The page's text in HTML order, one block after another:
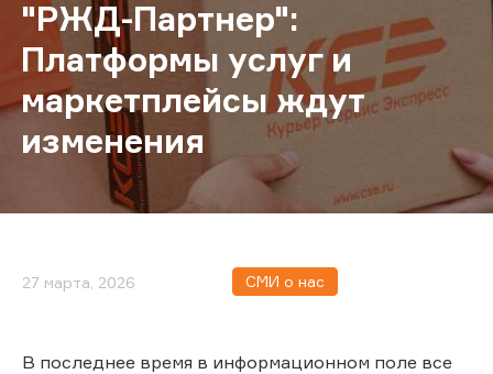
"РЖД-Партнер":
Платформы услуг и
маркетплейсы ждут
изменения
27 марта, 2026 СМИ о нас
В последнее время в информационном поле все